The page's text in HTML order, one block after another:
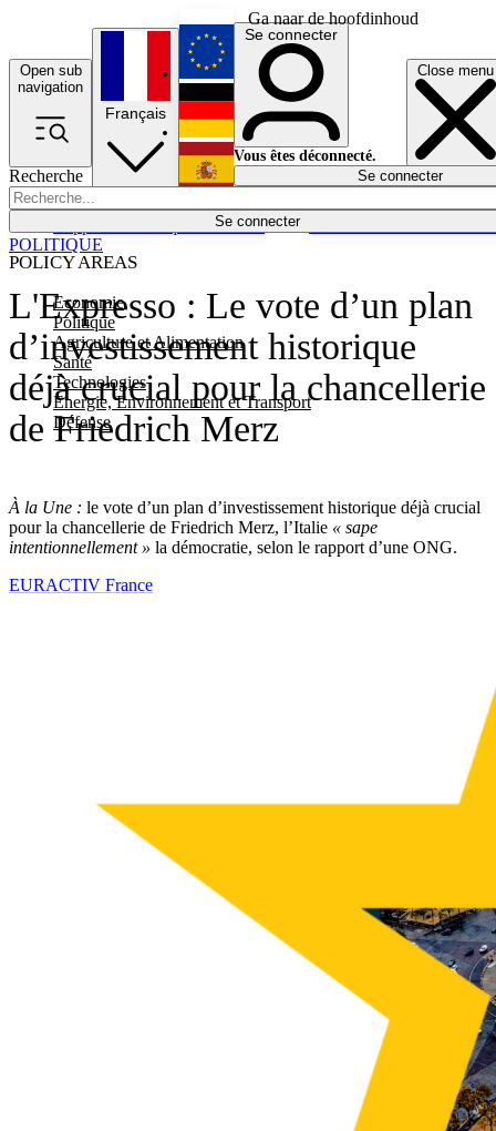
Ga naar de hoofdinhoud
Open sub
navigation
Close menu
Recherche
Se connecter
POLICY AREAS
Economie
Politique
Agriculture et Alimentation
Santé
Technologies
Energie, Environnement et Transport
Défense
Économie
Français
English
Deutsch
Español
Se connecter
Vous êtes déconnecté.
Se connecter
L'Expresso : Le vote d’un plan
d’investissement historique
déjà crucial pour la chancellerie
de Friedrich Merz
À la Une : le vote d’un plan d’investissement historique déjà crucial
pour la chancellerie de Friedrich Merz, l’Italie « sape
intentionnellement » la démocratie, selon le rapport d’une ONG.
POLITIQUE
EURACTIV France